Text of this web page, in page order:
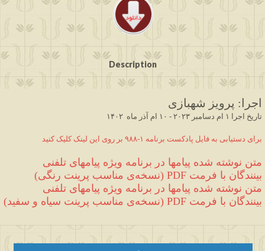
Description
اجرا : پرویز شهبازی
تاریخ اجرا ۱ ام دسامبر ۲۰۲۳ -
برای دستیابی به فایل پادکست برنامه ۱ -۹۸۸ بر روی این لینک کلیک کنید
متن نوشته شده
بینندگان با فرمت PDF
(نسخه‌ی مناسب پرینت رنگی
)
متن نوشته شده
بینندگان با فرمت PDF
(نسخه‌ی مناسب پرینت سیاه و سفید )